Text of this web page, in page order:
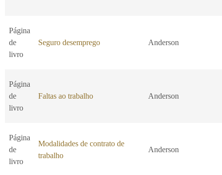
Página
de
livro
Seguro desemprego Anderson
Página
de
livro
Faltas ao trabalho Anderson
Página
de
livro
Modalidades de contrato de
trabalho
Anderson